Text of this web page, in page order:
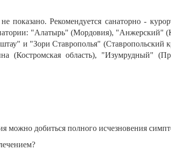
показано. Рекомендуется санаторно -
"Алатырь" (Мордовия), "Анжерский"
и "Зори Ставрополья" (Ставропольский
(Костромская область), "Изумрудный"
можно добиться полного исчезновения